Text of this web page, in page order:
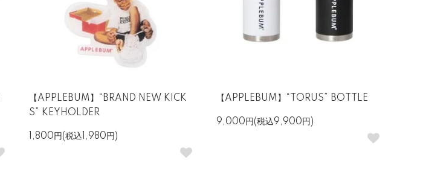
【APPLEBUM】“BRAND NEW KICK
S” KEYHOLDER
1,800円(税込1,980円)
【APPLEBUM】“TORUS” BOTTLE
9,000円(税込9,900円)